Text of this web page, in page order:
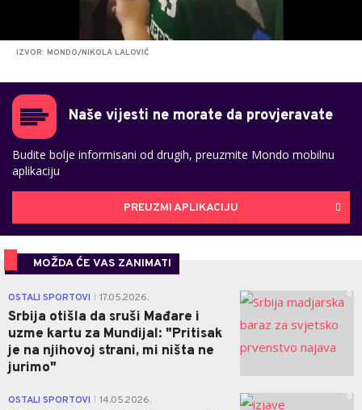
IZVOR: MONDO/NIKOLA LALOVIĆ
Naše vijesti ne morate da provjeravate
Budite bolje informisani od drugih, preuzmite Mondo mobilnu
aplikaciju
PREUZMI APLIKACIJU
MOŽDA ĆE VAS ZANIMATI
OSTALI SPORTOVI 17.05.2026.
Srbija otišla da sruši Mađare i
uzme kartu za Mundijal: "Pritisak
je na njihovoj strani, mi ništa ne
jurimo"
0
OSTALI SPORTOVI 14.05.2026. 0